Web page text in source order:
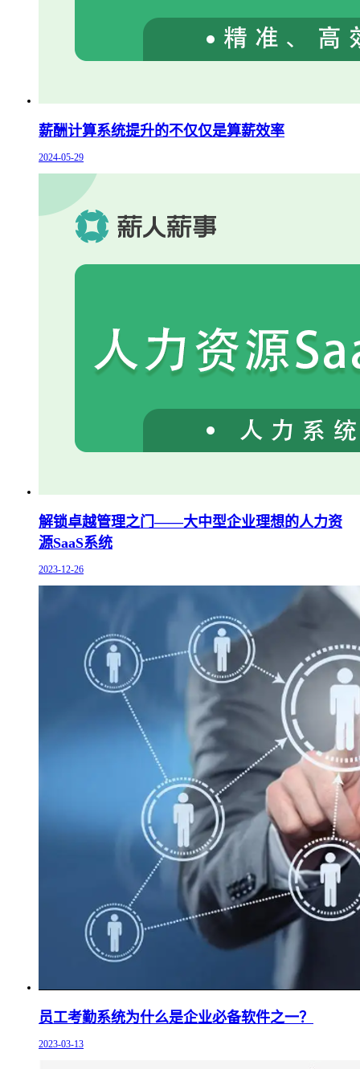
薪酬计算系统提升的不仅仅是算薪效率
2024-05-29
解锁卓越管理之门——大中型企业理想的人力资
源SaaS系统
2023-12-26
员工考勤系统为什么是企业必备软件之一？
2023-03-13